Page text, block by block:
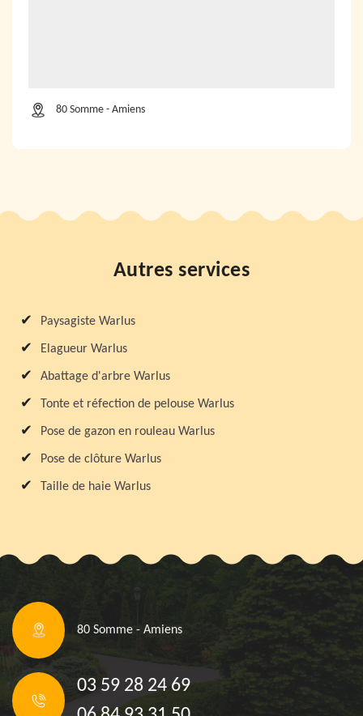
80 Somme - Amiens
Autres services
Paysagiste Warlus
Elagueur Warlus
Abattage d'arbre Warlus
Tonte et réfection de pelouse Warlus
Pose de gazon en rouleau Warlus
Pose de clôture Warlus
Taille de haie Warlus
80 Somme - Amiens
03 59 28 24 69